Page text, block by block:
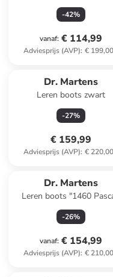
-42%
vanaf: € 114,99
Adviesprijs (AVP): € 199,00
Dr. Martens
Leren boots zwart
-27%
€ 159,99
Adviesprijs (AVP): € 220,00
Dr. Martens
Leren boots "1460
bruin
-26%
vanaf: € 154,99
Adviesprijs (AVP): € 210,00